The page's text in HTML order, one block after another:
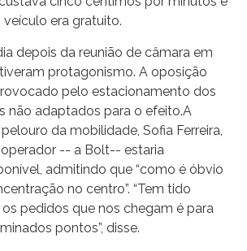
era gratuito.
depois da reunião de câmara em
protagonismo. A oposição
pelo estacionamento dos
não adaptados para o efeito.A
da mobilidade, Sofia Ferreira,
-- a Bolt-- estaria
admitindo que “como é óbvio
no centro”. “Tem tido
pedidos que nos chegam é para
pontos”, disse.